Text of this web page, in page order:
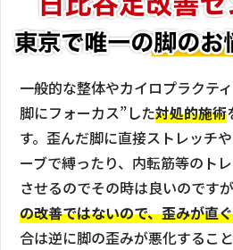
一般的な整体やカイロプラクテ
脚にフォーカス”した対処的施術
す。歪んだ脚に直接ストレッチ
ーブで縛ったり、内転筋等のト
させるのでその時は良いのですが
の改善ではないので、歪みが直
合は逆に脚の歪みが悪化すること